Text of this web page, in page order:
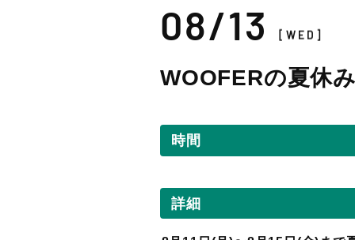
08/13 [WED]
WOOFERの夏休
時間
詳細